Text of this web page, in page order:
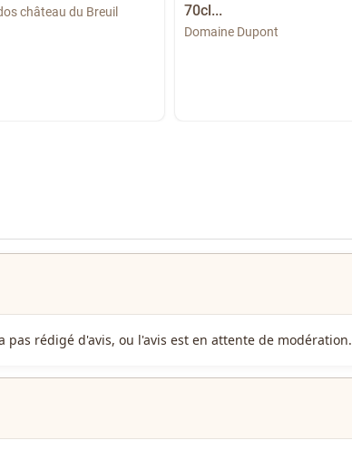
château du Breuil
70cl...
Domaine Dupont
pas rédigé d'avis, ou l'avis est en attente de modération.